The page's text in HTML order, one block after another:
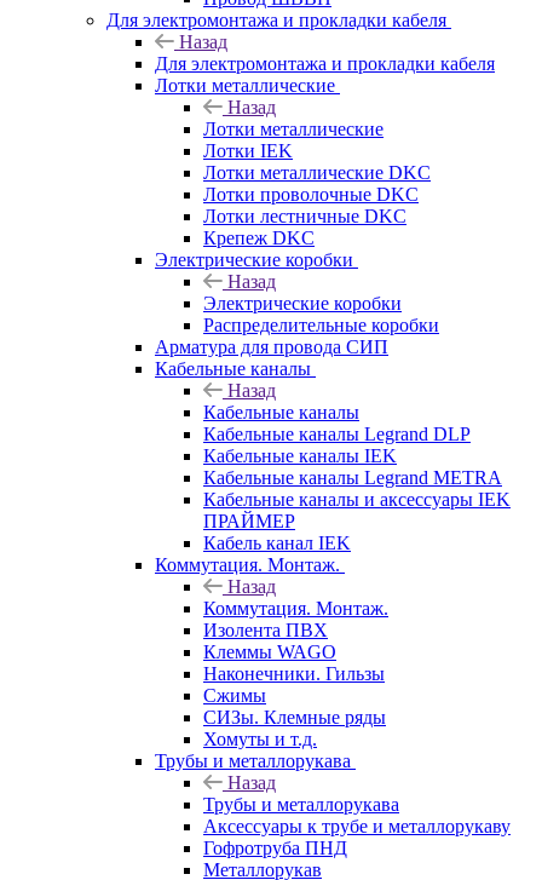
Для электромонтажа и прокладки кабеля
Назад
Для электромонтажа и прокладки кабеля
Лотки металлические
Назад
Лотки металлические
Лотки IEK
Лотки металлические DKC
Лотки проволочные DKC
Лотки лестничные DKC
Крепеж DKC
Электрические коробки
Назад
Электрические коробки
Распределительные коробки
Арматура для провода СИП
Кабельные каналы
Назад
Кабельные каналы
Кабельные каналы Legrand DLP
Кабельные каналы IEK
Кабельные каналы Legrand METRA
Кабельные каналы и аксессуары IEK
ПРАЙМЕР
Кабель канал IEK
Коммутация. Монтаж.
Назад
Коммутация. Монтаж.
Изолента ПВХ
Клеммы WAGO
Наконечники. Гильзы
Сжимы
СИЗы. Клемные ряды
Хомуты и т.д.
Трубы и металлорукава
Назад
Трубы и металлорукава
Аксессуары к трубе и металлорукаву
Гофротруба ПНД
Металлорукав